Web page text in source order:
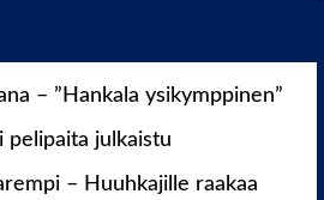
– ”Hankala ysikymppinen”
pelipaita julkaistu
– Huuhkajille raakaa